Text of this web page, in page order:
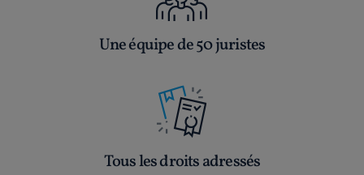
Une équipe de 50 juristes
Tous les droits adressés